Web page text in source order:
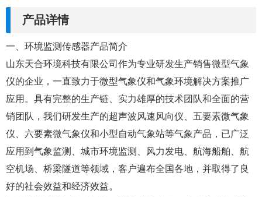
产品详情
一、环境监测传感器产品简介
山东天合环境科技有限公司作为专业研发生产销售微型气象
仪的企业，一直致力于微型气象仪和气象环境解决方案推广
应用。具有完整的生产链、实力雄厚的技术团队和全面的营
销团队，我们研发生产的超声波风速风向仪、五要素微气象
仪、六要素微气象仪和小型自动气象站等气象产品，已广泛
应用到气象监测、城市环境监测、风力发电、航海船舶、航
空机场、桥梁隧道等领域，客户遍布全国各地，并取得了良
好的社会效益和经济效益。